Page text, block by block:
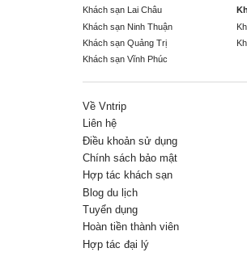
Khách sạn Lai Châu
Khách sạn Ninh Thuận
Khách sạn Quảng Trị
Khách sạn Vĩnh Phúc
Về Vntrip
Liên hệ
Điều khoản sử dụng
Chính sách bảo mật
Hợp tác khách sạn
Blog du lịch
Tuyển dụng
Hoàn tiền thành viên
Hợp tác đại lý